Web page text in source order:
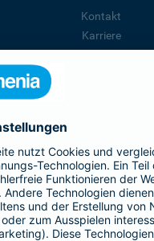
Kontakt
Karriere
Barmenia ist Teil der
BELIEBTE SEITEN
Kranken-
Tierversicherungen